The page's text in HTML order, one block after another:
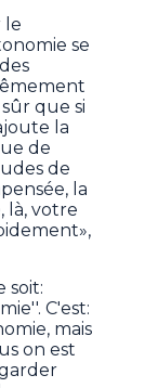
le
se
que si
la
de
de
la
là, votre
soit:
C'est:
mais
on est